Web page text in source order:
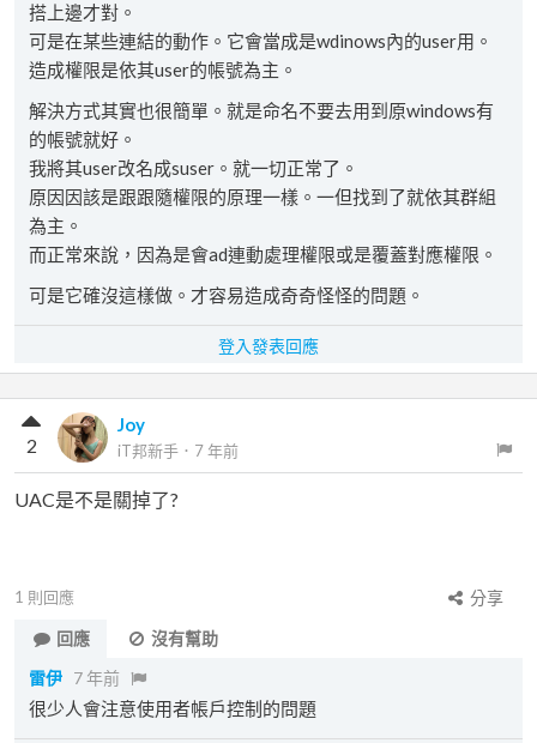
搭上邊才對。
可是在某些連結的動作。它會當成是wdinows內的user用。
造成權限是依其user的帳號為主。
解決方式其實也很簡單。就是命名不要去用到原windows有
的帳號就好。
我將其user改名成suser。就一切正常了。
原因因該是跟跟隨權限的原理一樣。一但找到了就依其群組
為主。
而正常來說，因為是會ad連動處理權限或是覆蓋對應權限。
可是它確沒這樣做。才容易造成奇奇怪怪的問題。
登入發表回應
Joy
iT邦新手 ． 7 年前
2
UAC是不是關掉了?
1 則回應
分享
回應
沒有幫助
雷伊 7 年前
很少人會注意使用者帳戶控制的問題